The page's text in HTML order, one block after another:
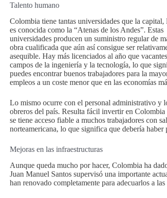
Talento humano
Colombia tiene tantas universidades que la capital,
es conocida como la “Atenas de los Andes”. Estas
universidades producen un suministro regular de
obra cualificada que aún así consigue ser
asequible. Hay más licenciados al año que
campos de la ingeniería y la tecnología, lo que
puedes encontrar buenos trabajadores para la
empleos a un coste menor que en las economías
Lo mismo ocurre con el personal administrativo y
obreros del país. Resulta fácil invertir en Colombia
se tiene acceso fiable a muchos trabajadores con
norteamericana, lo que significa que debería haber
Mejoras en las infraestructuras
Aunque queda mucho por hacer, Colombia ha
Juan Manuel Santos supervisó una importante
han renovado completamente para adecuarlos a